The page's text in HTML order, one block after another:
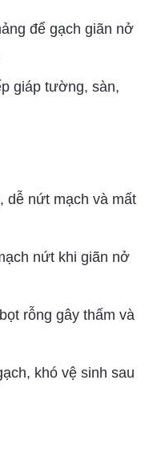
để gạch giãn nở
giáp tường, sàn,
dễ nứt mạch và mất
nứt khi giãn nở
rỗng gây thấm và
khó vệ sinh sau